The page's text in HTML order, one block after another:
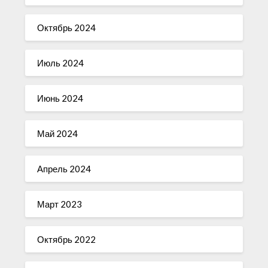
Октябрь 2024
Июль 2024
Июнь 2024
Май 2024
Апрель 2024
Март 2023
Октябрь 2022